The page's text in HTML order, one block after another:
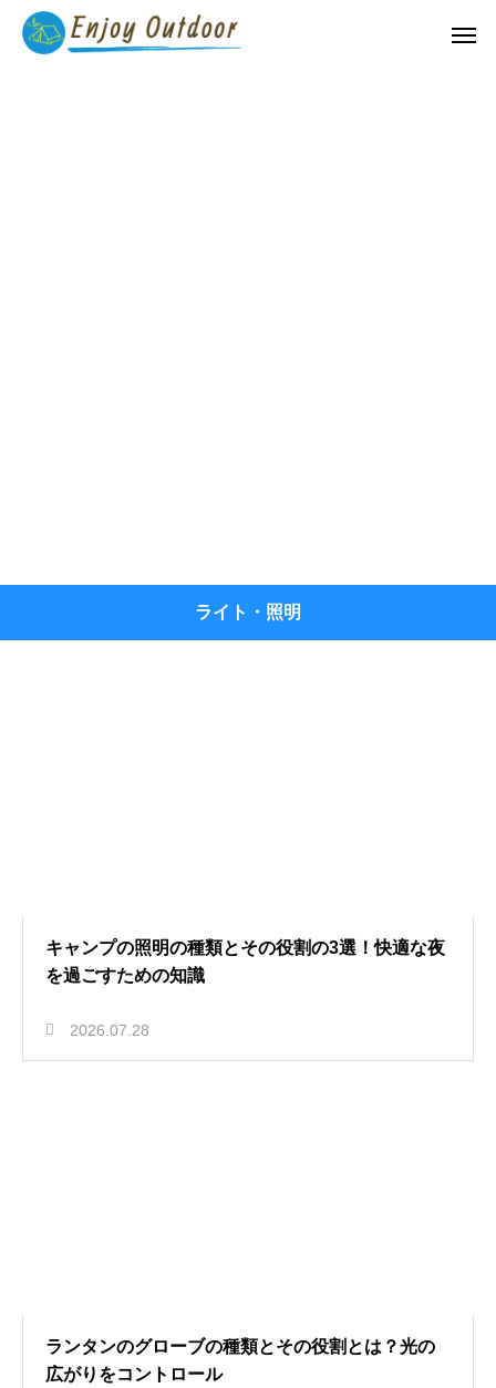
ライト・照明
キャンプの照明の種類とその役割の3選！快適な夜
を過ごすための知識
2026.07.28
ランタンのグローブの種類とその役割とは？光の
広がりをコントロール